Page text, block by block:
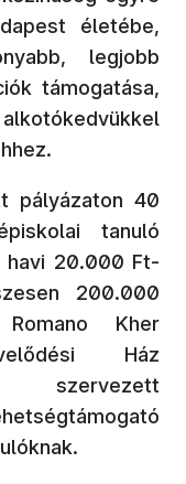
életébe,
legjobb
támogatása,
pályázaton 40
tanuló
havi 20.000 Ft-
200.000
Kher
Ház